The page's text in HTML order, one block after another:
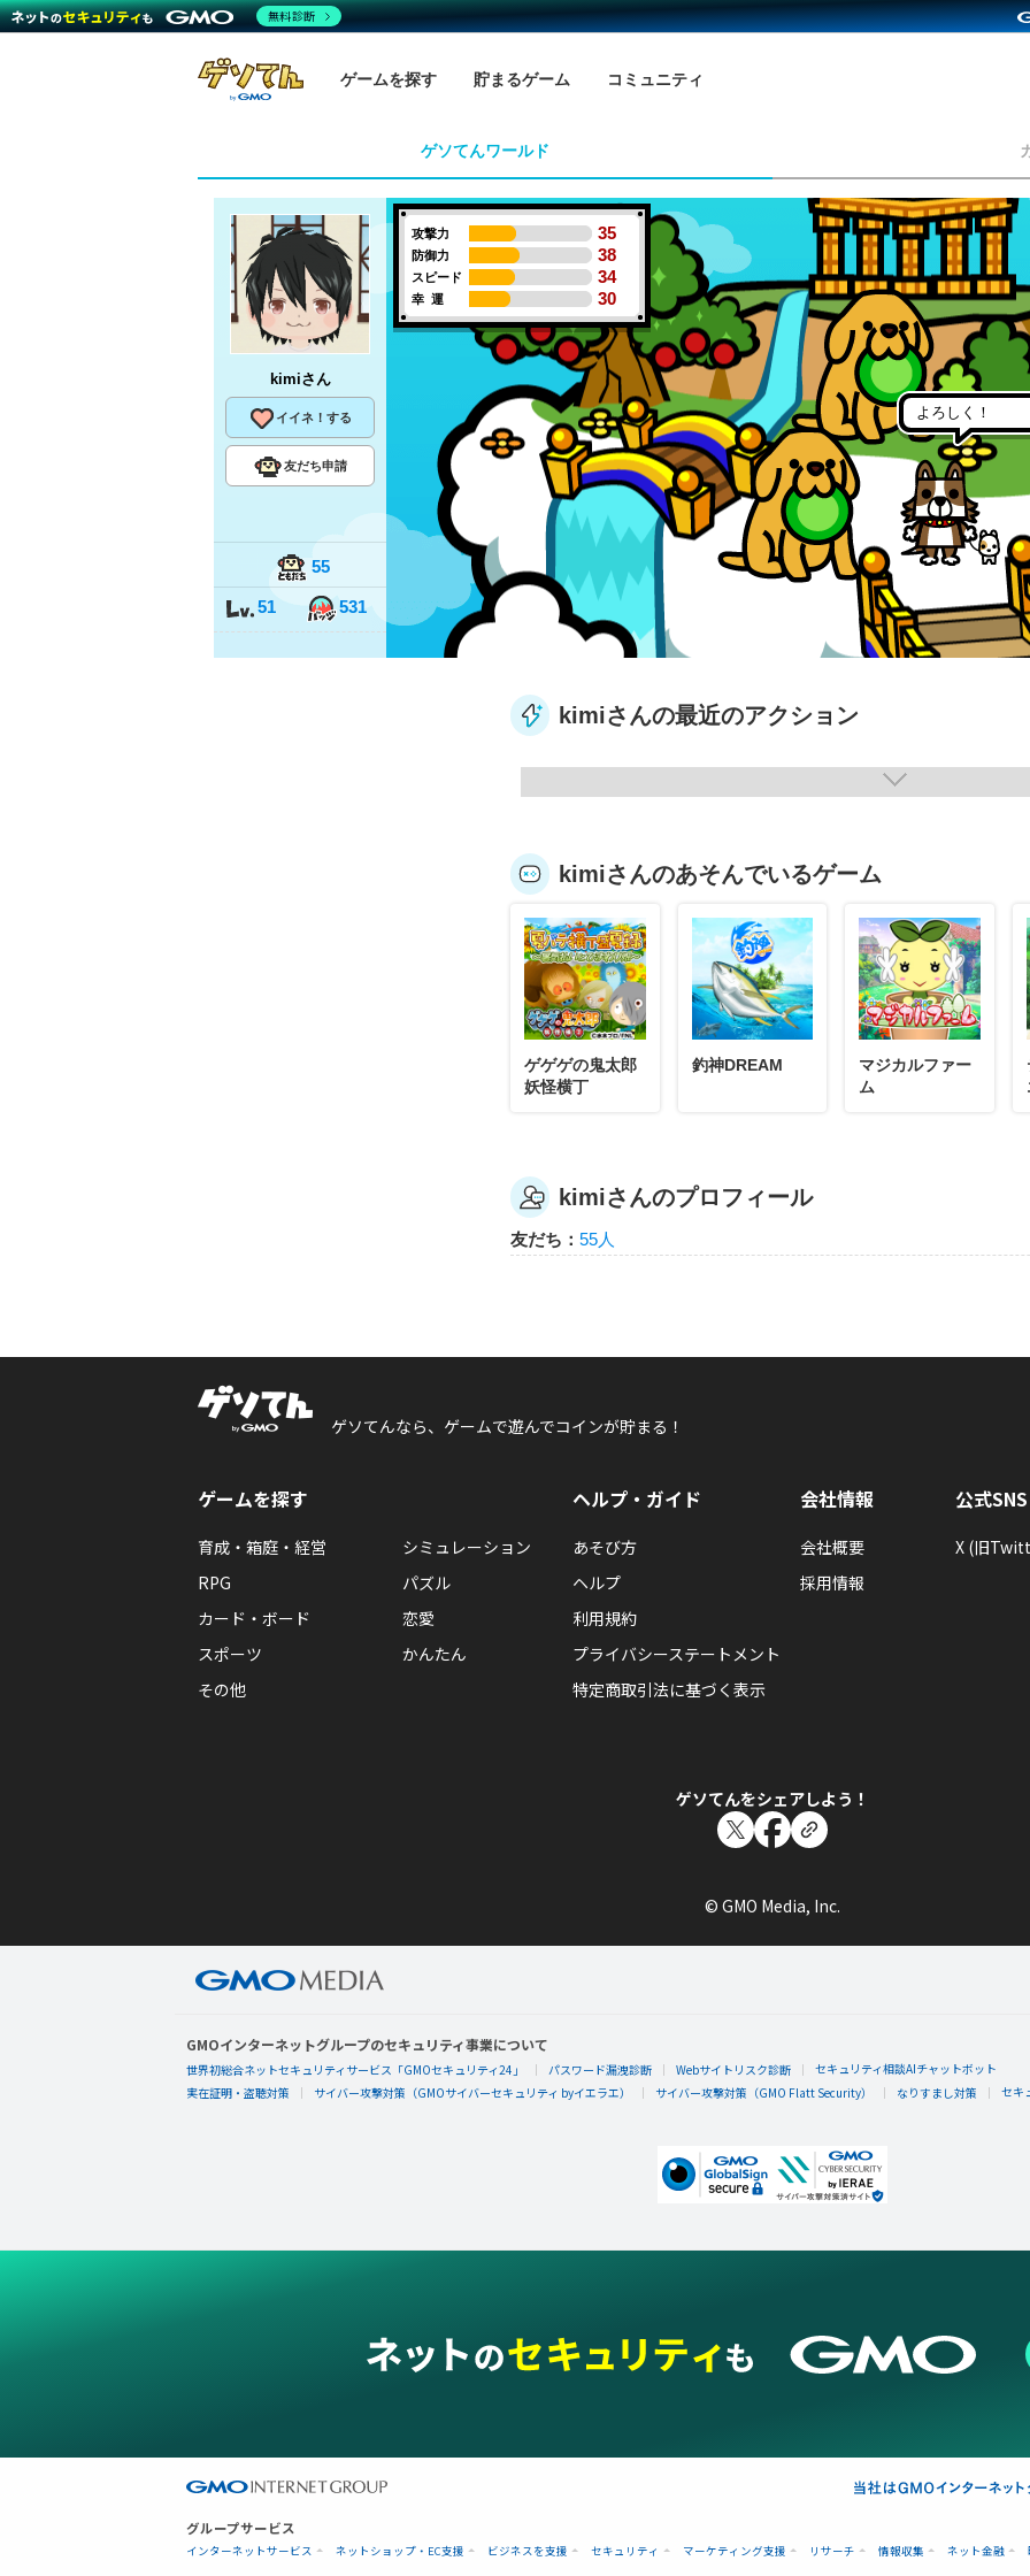
ゲームを探す 貯まるゲーム コミュニティ
ゲソてんワールド
kimiさん
イイネ！する
友だち申請
55
51 531
攻撃力 35
防御力 38
スピード 34
幸 運 30
よろしく！
kimiさんの最近のアクション
kimiさんのあそんでいるゲーム
ゲゲゲの鬼太郎
妖怪横丁
釣神DREAM
マジカルファー
ム
kimiさんのプロフィール
友だち： 55人
ゲソてんなら、ゲームで遊んでコインが貯まる！
ゲームを探す
育成・箱庭・経営
シミュレーション
RPG
パズル
カード・ボード
恋愛
スポーツ
かんたん
その他
ヘルプ・ガイド
あそび方
ヘルプ
利用規約
プライバシーステートメント
特定商取引法に基づく表示
会社情報
会社概要
採用情報
公式SNS
X (旧
ゲソてんをシェアしよう！
© GMO Media, Inc.
GMOインターネットグループのセキュリティ事業について
世界初総合ネットセキュリティサービス「GMOセキュリティ24」 パスワード漏洩診断 Webサイトリスク診断
セキュリティ相談AIチャットボット
実在証明・盗聴対策
サイバー攻撃対策（GMOサイバーセキュリティ byイエラエ） サイバー攻撃対策（GMO Flatt Security） なりすまし対策 セキ
グループサービス
インターネットサービス ネットショップ・EC支援 ビジネスを支援 セキュリティ マーケティング支援 リサーチ 情報収集 ネット金融
無料診断